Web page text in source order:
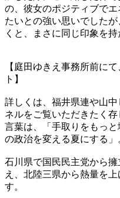
の、彼女のポジティブで
たいとの強い思いでした
くと、まさに同じ印象を持
【庭田ゆきえ事務所前に
ト】
詳しくは、福井県連や山
ネルをご覧いただきたく
言葉は、「手取りをもっ
の政治を変える夏にする」
石川県で国民民主党から
え、北陸三県から熱量を
す。